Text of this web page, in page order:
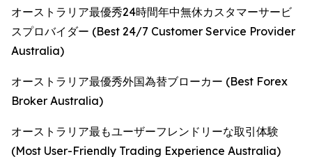
オーストラリア最優秀24時間年中無休カスタマーサービ
スプロバイダー (Best 24/7 Customer Service Provider
Australia)
オーストラリア最優秀外国為替ブローカー (Best Forex
Broker Australia)
オーストラリア最もユーザーフレンドリーな取引体験
(Most User-Friendly Trading Experience Australia)